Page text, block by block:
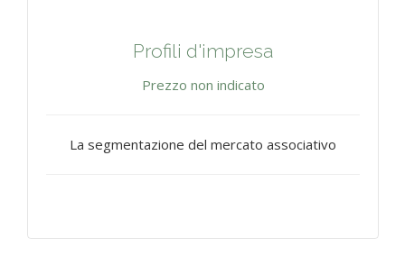
Profili d'impresa
Prezzo non indicato
La segmentazione del mercato associativo